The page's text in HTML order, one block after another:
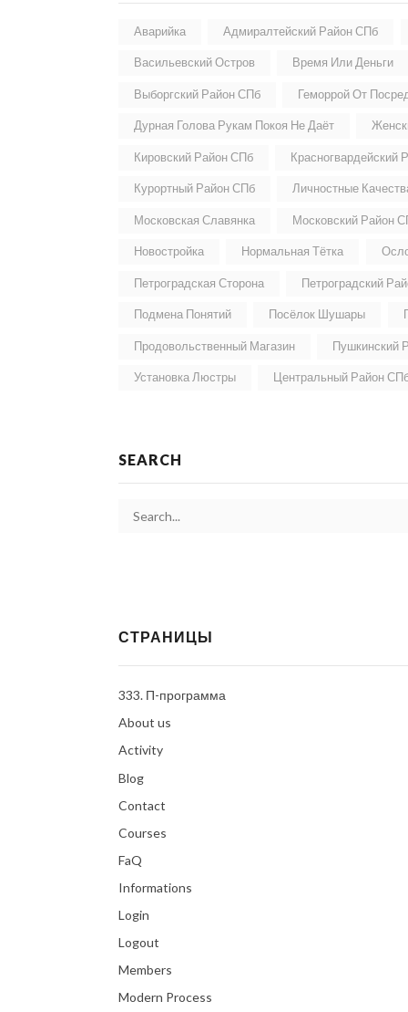
Аварийка Адмиралтейский Район СПб
Васильевский Остров Время Или Деньги
Выборгский Район СПб Геморрой От
Дурная Голова Рукам Покоя Не Даёт
Кировский Район СПб Красногвардейский
Курортный Район СПб Личностные
Московская Славянка Московский Район
Новостройка Нормальная Тётка
Петроградская Сторона Петроградский
Подмена Понятий Посёлок Шушары
Продовольственный Магазин Пушкинский
Установка Люстры Центральный Район
SEARCH
СТРАНИЦЫ
333. П-программа
About us
Activity
Blog
Contact
Courses
FaQ
Informations
Login
Logout
Members
Modern Process